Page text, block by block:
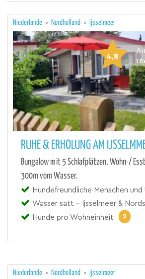
Niederlande > Nordholland > Ijsselmeer
4,8
1
RUHE & ERHOLUNG AM
Bungalow mit 5 Schlafplätzen, Wohn-/
300m vom Wasser.
Hundefreundliche Menschen und
Wasser satt - Ijsselmeer &
Hunde pro Wohneinheit
2
Niederlande > Nordholland > Ijsselmeer